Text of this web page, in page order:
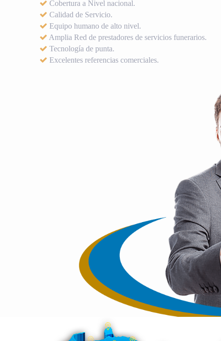
Cobertura a Nivel nacional.
Calidad de Servicio.
Equipo humano de alto nivel.
Amplia Red de prestadores de servicios funerarios.
Tecnología de punta.
Excelentes referencias comerciales.